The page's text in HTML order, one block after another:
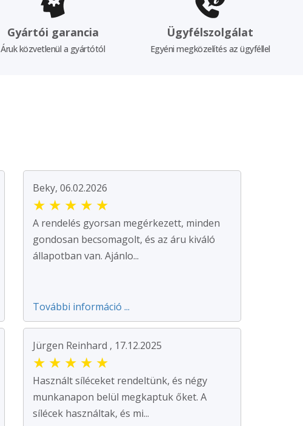
Gyártói garancia
Áruk közvetlenül a gyártótól
Ügyfélszolgálat
Egyéni megközelítés az ügyféllel
Beky, 06.02.2026
★ ★ ★ ★ ★
A rendelés gyorsan megérkezett, minden
gondosan becsomagolt, és az áru kiváló
állapotban van. Ajánlo...
További információ ...
Jürgen Reinhard , 17.12.2025
★ ★ ★ ★ ★
Használt síléceket rendeltünk, és négy
munkanapon belül megkaptuk őket. A
sílécek használtak, és mi...